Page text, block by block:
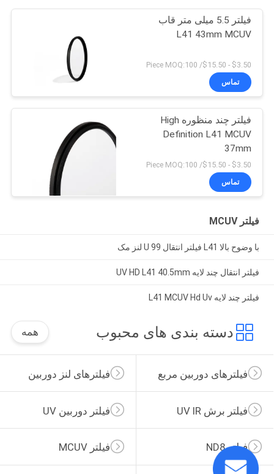
فیلتر 5.5 میلی متر قاب
L41 43mm MCUV
$3.50 - $15.50/ Piece MOQ:100
تماس
فیلتر چند منظوره High
Definition L41 MCUV
37mm
$3.50 - $15.50/ Piece MOQ:100
تماس
فیلتر MCUV
با وضوح بالا L41 فیلتر انتقال 99 U لنز مک
فیلتر انتقال چند لایه UV HD L41 40.5mm
فیلتر چند لایه L41 MCUV Hd Uv
دسته بندی های محبوب همه
فیلترهای لنز دوربین فیلترهای دوربین مربع
فیلتر دوربین UV فیلتر برش UV IR
فیلتر MCUV فیلتر ND8